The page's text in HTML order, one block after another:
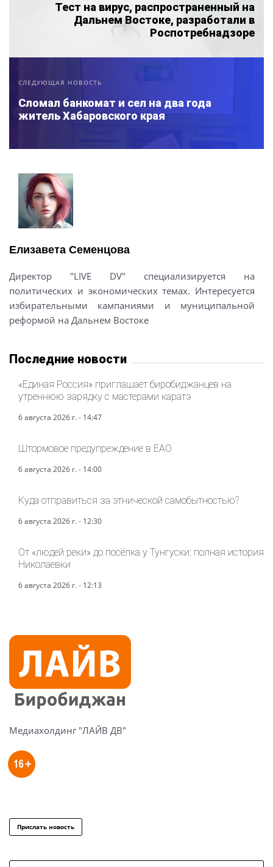
Тест на вирус, распространенный на
Дальнем Востоке, разработали в
Роспотребнадзоре
СЛЕДУЮЩАЯ НОВОСТЬ
Сломал банкомат и сел на два года
житель Хабаровского края
Елизавета Семенцова
Директор "LIVE DV" специализируется на
политических и экономических темах. Интересуется
избирательными кампаниями и муниципальной
реформой на Дальнем Востоке
Последние новости
«Единая Россия» приглашает биробиджанцев на
утреннюю зарядку с мастерами каратэ
6 августа 2026 г. - 14:47
Штормовое предупреждение в ЕАО
6 августа 2026 г. - 14:00
Куда отправиться за этнической самобытностью?
6 августа 2026 г. - 12:30
От «людей реки» до посёлка у Тунгуски: полная история
Николаевки
6 августа 2026 г. - 12:13
Медиахолдинг "ЛАЙВ ДВ"
Прислать новость